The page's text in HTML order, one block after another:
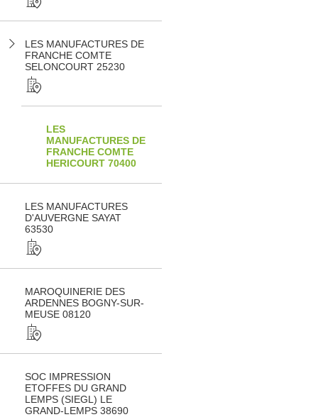
LES MANUFACTURES DE
FRANCHE COMTE
SELONCOURT 25230
LES
MANUFACTURES DE
FRANCHE COMTE
HERICOURT 70400
LES MANUFACTURES
D'AUVERGNE SAYAT
63530
MAROQUINERIE DES
ARDENNES BOGNY-SUR-
MEUSE 08120
SOC IMPRESSION
ETOFFES DU GRAND
LEMPS (SIEGL) LE
GRAND-LEMPS 38690